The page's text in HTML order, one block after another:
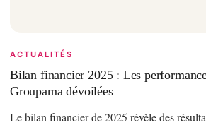
ACTUALITÉS
Bilan financier 2025 : Les
Groupama dévoilées
Le bilan financier de 2025 révèle des